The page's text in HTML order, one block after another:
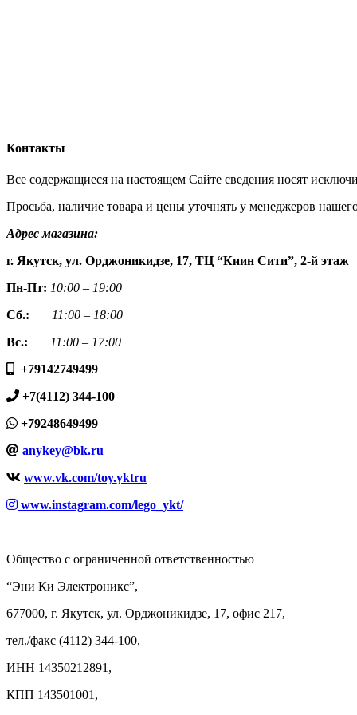
Контакты
Все содержащиеся на настоящем Сайте сведения носят
Просьба, наличие товара и цены уточнять у менеджеров
Адрес магазина:
г. Якутск, ул. Орджоникидзе, 17, ТЦ “Киин Сити”, 2-й этаж
Пн-Пт: 10:00 – 19:00
Сб.:
11:00 – 18:00
Вс.:
11:00 – 17:00
+79142749499
+7(4112) 344-100
+79248649499
anykey@bk.ru
www.vk.com/toy.yktru
www.instagram.com/lego_ykt/
Общество с ограниченной ответственностью
“Эни Ки Электроникс”,
677000, г. Якутск, ул. Орджоникидзе, 17, офис 217,
тел./факс (4112) 344-100,
ИНН 14350212891,
КПП 143501001,